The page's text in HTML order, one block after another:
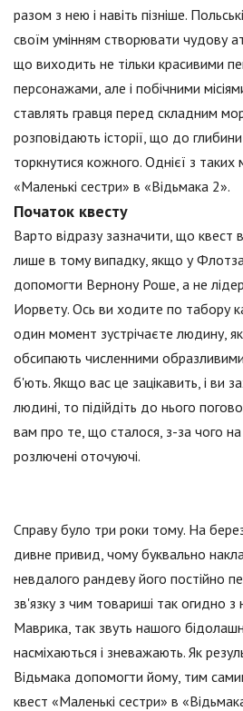
разом з нею і навіть пізніше.
своїм умінням створювати чудову
що виходить не тільки красивими
персонажами, але і побічними
ставлять гравця перед складним
розповідають історії, що до
торкнутися кожного. Однієї з таких
«Маленькі сестри» в «Відьмака 2».
Початок квесту
Варто відразу зазначити, що
лише в тому випадку, якщо у
допомогти Вернону Роше, а не
Иорвету. Ось ви ходите по табору
один момент зустрічаєте людину,
обсипають численними
б'ють. Якщо вас це зацікавить, і ви
людині, то підійдіть до нього
вам про те, що сталося, з-за чого на
розлючені оточуючі.
Справу було три роки тому. На
дивне привид, чому буквально
невдалого рандеву його постійно
зв'язку з чим товариші так огидно
Маврика, так звуть нашого
насміхаються і зневажають. Як
Відьмака допомогти йому, тим
квест «Маленькі сестри» в